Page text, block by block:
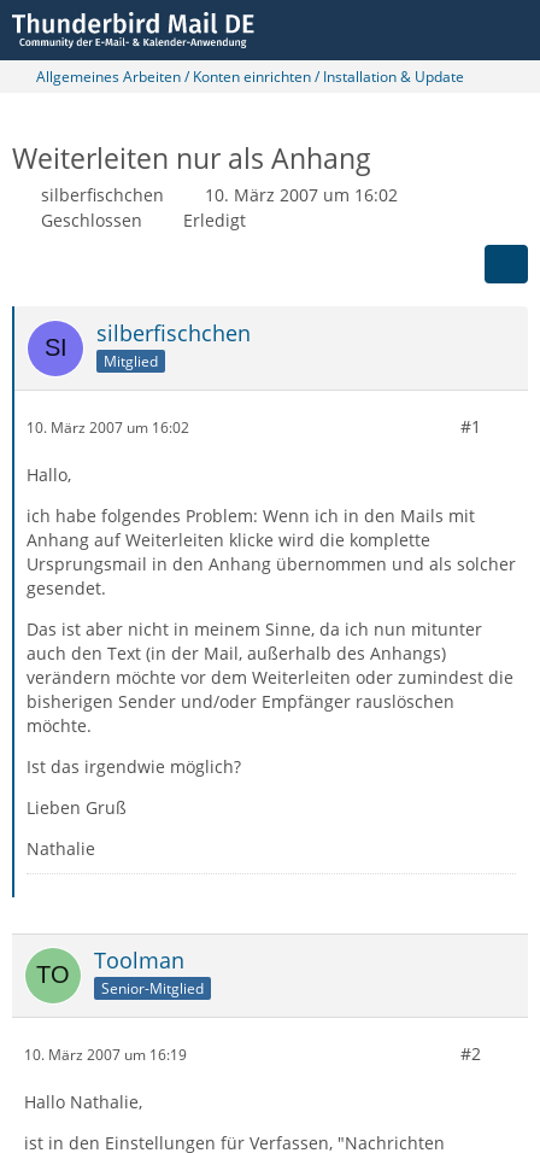
Allgemeines Arbeiten / Konten einrichten / Installation & Update
Weiterleiten nur als Anhang
silberfischchen
10. März 2007 um 16:02
Geschlossen
Erledigt
silberfischchen
Mitglied
10. März 2007 um 16:02 #1
Hallo,
ich habe folgendes Problem: Wenn ich in den Mails mit
Anhang auf Weiterleiten klicke wird die komplette
Ursprungsmail in den Anhang übernommen und als solcher
gesendet.
Das ist aber nicht in meinem Sinne, da ich nun mitunter
auch den Text (in der Mail, außerhalb des Anhangs)
verändern möchte vor dem Weiterleiten oder zumindest die
bisherigen Sender und/oder Empfänger rauslöschen
möchte.
Ist das irgendwie möglich?
Lieben Gruß
Nathalie
Toolman
Senior-Mitglied
10. März 2007 um 16:19 #2
Hallo Nathalie,
ist in den Einstellungen für Verfassen, "Nachrichten